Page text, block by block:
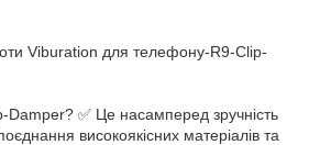
Viburation для телефону-R9-Clip-
Damper? ✅ Це насамперед зручність
високоякісних матеріалів та